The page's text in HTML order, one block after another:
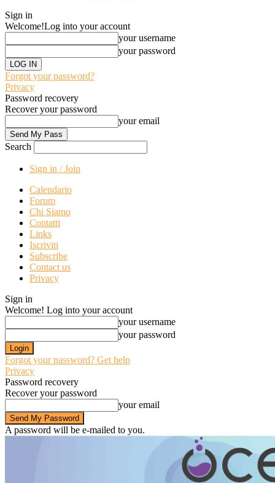
Sign in
Welcome!Log into your account
your username
your password
Forgot your password?
Privacy
Password recovery
Recover your password
your email
Search
Sign in / Join
Calendario
Forum
Chi Siamo
Contatti
Links
Iscriviti
Subscribe
Contact us
Privacy
Sign in
Welcome! Log into your account
your username
your password
Forgot your password? Get help
Privacy
Password recovery
Recover your password
your email
A password will be e-mailed to you.